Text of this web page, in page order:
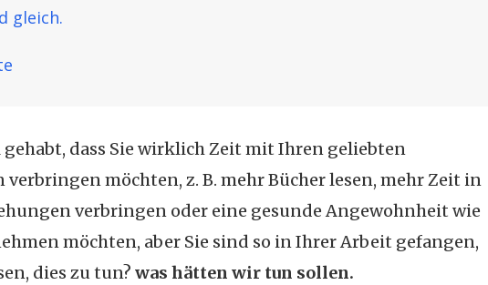
gleich.
gehabt, dass Sie wirklich Zeit mit Ihren geliebten
möchten, z. B. mehr Bücher lesen, mehr Zeit in
verbringen oder eine gesunde Angewohnheit wie
möchten, aber Sie sind so in Ihrer Arbeit gefangen,
dies zu tun? was hätten wir tun sollen.